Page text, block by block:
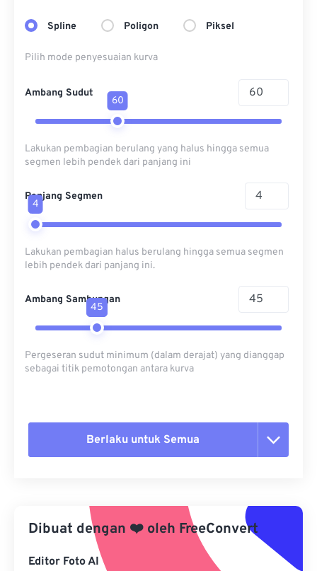
Spline Poligon Piksel
Pilih mode penyesuaian kurva
Ambang Sudut
60
Lakukan pembagian berulang yang halus hingga semua
segmen lebih pendek dari panjang ini
Panjang Segmen
4
Lakukan pembagian halus berulang hingga semua segmen
lebih pendek dari panjang ini.
Ambang Sambungan
45
Pergeseran sudut minimum (dalam derajat) yang dianggap
sebagai titik pemotongan antara kurva
Berlaku untuk Semua
Terapkan dari Preset
Simpan sebagai Preset
Dibuat dengan ❤️ oleh FreeConvert
Editor Foto AI